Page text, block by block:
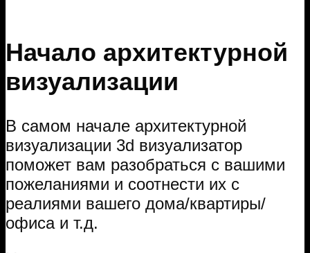
Начало архитектурной
визуализации
В самом начале архитектурной
визуализации 3d визуализатор
поможет вам разобраться с вашими
пожеланиями и соотнести их с
реалиями вашего дома/квартиры/
офиса и т.д.